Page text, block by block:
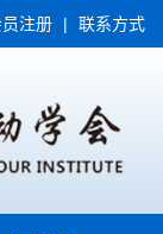
注册 | 联系方式